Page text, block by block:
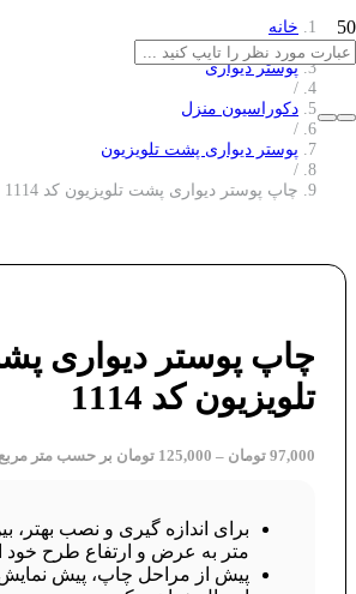
خانه
/
پوستر دیواری
/
دکوراسیون منزل
/
پوستر دیواری پشت تلویزیون
/
چاپ پوستر دیواری پشت تلویزیون کد 1114
چاپ پوستر دیواری
تلویزیون کد 1114
97,000 تومان –
125,000 تومان بر حسب متر مربع
متر به عرض و ارتفاع طرح خود
پیش از مراحل چاپ، پیش